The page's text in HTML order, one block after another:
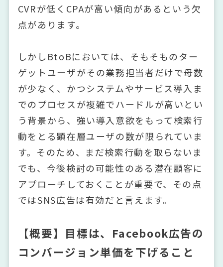
CVRが低くCPAが高い傾向があるという欠
点があります。
しかしBtoBにおいては、そもそものター
ゲットユーザがその業務担当者だけで母数
が少なく、かつシステムやサービス導入ま
でのプロセスが複雑でハードルが高いとい
う背景から、強い導入意欲をもって検索行
動をとる顕在層ユーザの数が限られていま
す。そのため、まだ検索行動を取らないま
でも、今後検討の可能性のある潜在顧客に
アプローチしておくことが重要で、その点
ではSNS広告は有効だと言えます。
【概要】目標は、Facebook広告の
コンバージョン単価を下げること